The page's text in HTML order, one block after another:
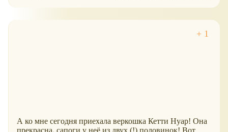
А ко мне сегодня приехала веркошка Кетти Нуар! Она
прекрасна, сапоги у неё из двух (!) половинок! Вот